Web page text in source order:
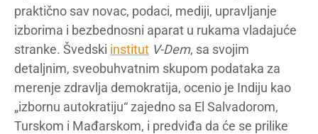
praktično sav novac, podaci, mediji, upravljanje
izborima i bezbednosni aparat u rukama vladajuće
stranke. Švedski institut V-Dem, sa svojim
detaljnim, sveobuhvatnim skupom podataka za
merenje zdravlja demokratija, ocenio je Indiju kao
„izbornu autokratiju“ zajedno sa El Salvadorom,
Turskom i Mađarskom, i predviđa da će se prilike